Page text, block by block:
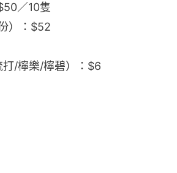
／10隻
）：$52
打/檸樂/檸碧）：$6